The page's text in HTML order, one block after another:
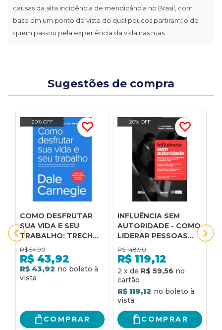
causas da alta incidência de mendicância no Brasil, com
base em um ponto de vista do qual poucos partiram: o de
quem passou pela experiência da vida nas ruas.
Sugestões de compra
20% OFF
COMO DESFRUTAR
SUA VIDA E SEU
TRABALHO: TRECHOS
SELECIONADOS DE
COMO FAZER AMIGOS
E INFLUENCIAR
PESSOAS E COMO
R$ 54,90
R$ 43,92
R$ 43,92
COMPRAR
20% OFF
INFLUÊNCIA SEM
AUTORIDADE - COMO
LIDERAR PESSOAS
QUE NÃO SE
REPORTAM A VOCÊ -
COMO CONSTRUIR
RELACIONAMENTOS
EFETIVOS E CRIAR
ALIADOS. COMO
INFLUENCIAR CHEFES,
CLIENTES E OUTROS
PARCEIROS
R$ 148,90
R$ 119,12
2 x de R$ 59,56
R$ 119,12
COMPRAR